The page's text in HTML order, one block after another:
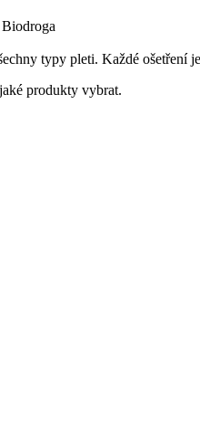
typy pleti. Každé
produkty vybrat.